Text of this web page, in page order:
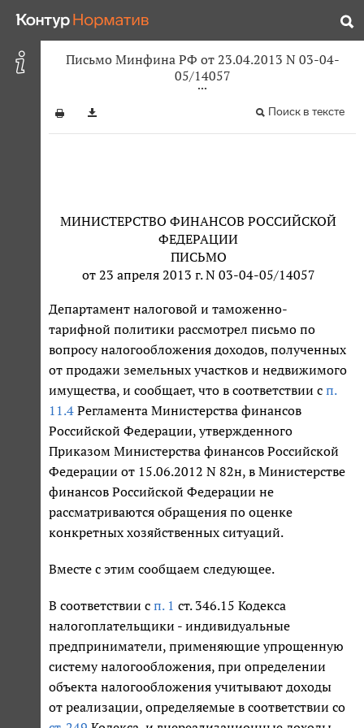
Письмо Минфина РФ от 23.04.2013 N 03-04-
05/14057
Поиск в тексте
МИНИСТЕРСТВО ФИНАНСОВ РОССИЙСКОЙ
ФЕДЕРАЦИИ
ПИСЬМО
от 23 апреля 2013 г. N 03-04-05/14057
Департамент налоговой и таможенно-
тарифной политики рассмотрел письмо по
вопросу налогообложения доходов, полученных
от продажи земельных участков и недвижимого
имущества, и сообщает, что в соответствии с п.
11.4 Регламента Министерства финансов
Российской Федерации, утвержденного
Приказом Министерства финансов Российской
Федерации от 15.06.2012 N 82н, в Министерстве
финансов Российской Федерации не
рассматриваются обращения по оценке
конкретных хозяйственных ситуаций.
Вместе с этим сообщаем следующее.
В соответствии с п. 1 ст. 346.15 Кодекса
налогоплательщики - индивидуальные
предприниматели, применяющие упрощенную
систему налогообложения, при определении
объекта налогообложения учитывают доходы
от реализации, определяемые в соответствии со